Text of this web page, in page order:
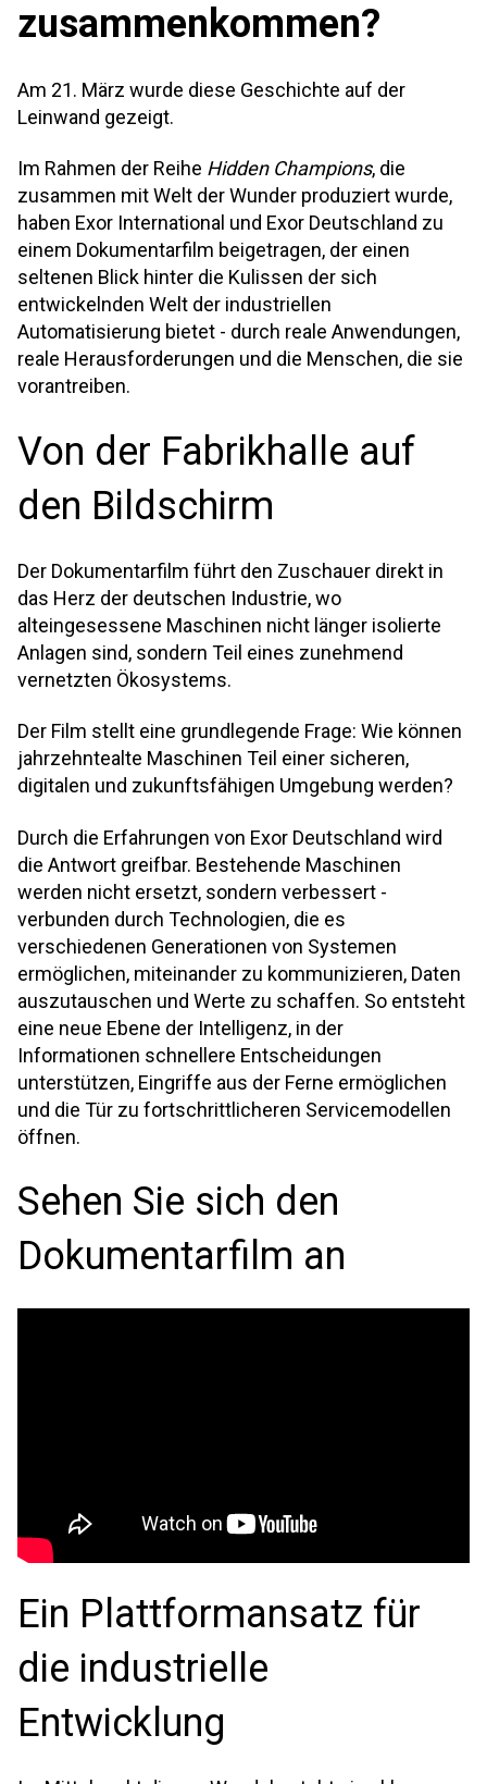
zusammenkommen?
Am 21. März wurde diese Geschichte auf der
Leinwand gezeigt.
Im Rahmen der Reihe Hidden Champions, die
zusammen mit Welt der Wunder produziert wurde,
haben Exor International und Exor Deutschland zu
einem Dokumentarfilm beigetragen, der einen
seltenen Blick hinter die Kulissen der sich
entwickelnden Welt der industriellen
Automatisierung bietet - durch reale Anwendungen,
reale Herausforderungen und die Menschen, die sie
vorantreiben.
Von der Fabrikhalle auf
den Bildschirm
Der Dokumentarfilm führt den Zuschauer direkt in
das Herz der deutschen Industrie, wo
alteingesessene Maschinen nicht länger isolierte
Anlagen sind, sondern Teil eines zunehmend
vernetzten Ökosystems.
Der Film stellt eine grundlegende Frage: Wie können
jahrzehntealte Maschinen Teil einer sicheren,
digitalen und zukunftsfähigen Umgebung werden?
Durch die Erfahrungen von Exor Deutschland wird
die Antwort greifbar. Bestehende Maschinen
werden nicht ersetzt, sondern verbessert -
verbunden durch Technologien, die es
verschiedenen Generationen von Systemen
ermöglichen, miteinander zu kommunizieren, Daten
auszutauschen und Werte zu schaffen. So entsteht
eine neue Ebene der Intelligenz, in der
Informationen schnellere Entscheidungen
unterstützen, Eingriffe aus der Ferne ermöglichen
und die Tür zu fortschrittlicheren Servicemodellen
öffnen.
Sehen Sie sich den
Dokumentarfilm an
Ein Plattformansatz für
die industrielle
Entwicklung